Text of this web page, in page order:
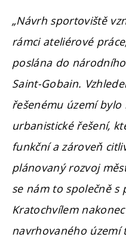
„Návrh sportoviště
rámci ateliérové
poslána do
Saint-Gobain.
řešenému území bylo
urbanistické řešení,
funkční a zároveň
plánovaný rozvoj
se nám to společně s
Kratochvílem
navrhovaného území